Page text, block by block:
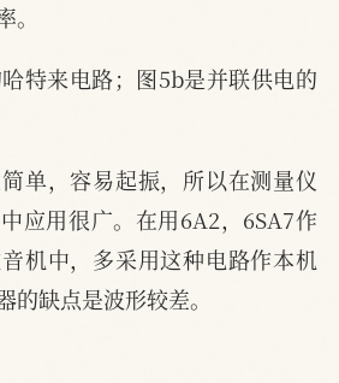
特来电路；图5b是并联供电的
单，容易起振，所以在测量仪
应用很广。在用6A2，6SA7作
机中，多采用这种电路作本机
缺点是波形较差。